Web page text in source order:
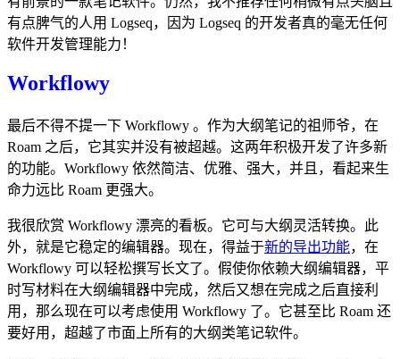
有点脾气的人用 Logseq，因为 Logseq 的开发者真的毫无任何
软件开发管理能力！
Workflowy
最后不得不提一下 Workflowy 。作为大纲笔记的祖师爷，在
Roam 之后，它其实并没有被超越。这两年积极开发了许多新
的功能。Workflowy 依然简洁、优雅、强大，并且，看起来生
命力远比 Roam 更强大。
我很欣赏 Workflowy 漂亮的看板。它可与大纲灵活转换。此
外，就是它稳定的编辑器。现在，得益于新的导出功能，在
Workflowy 可以轻松撰写长文了。假使你依赖大纲编辑器，平
时写材料在大纲编辑器中完成，然后又想在完成之后直接利
用，那么现在可以考虑使用 Workflowy 了。它甚至比 Roam 还
要好用，超越了市面上所有的大纲类笔记软件。